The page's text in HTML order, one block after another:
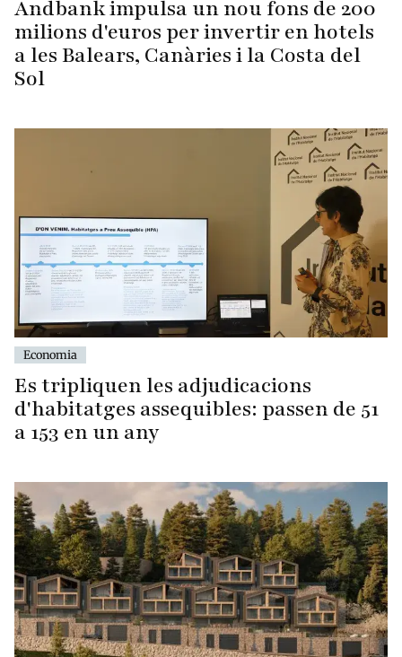
Andbank impulsa un nou fons de 200
milions d'euros per invertir en hotels
a les Balears, Canàries i la Costa del
Sol
Economia
Es tripliquen les adjudicacions
d'habitatges assequibles: passen de 51
a 153 en un any